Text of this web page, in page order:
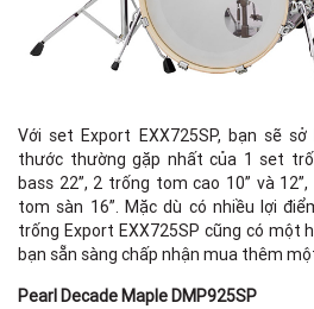
Với set Export EXX725SP, bạn sẽ
thước thường gặp nhất của 1 set
bass 22”, 2 trống tom cao 10” và
tom sàn 16”. Mặc dù có nhiều lợi
trống Export EXX725SP cũng có một
bạn sẵn sàng chấp nhận mua thêm
Pearl Decade Maple DMP925SP